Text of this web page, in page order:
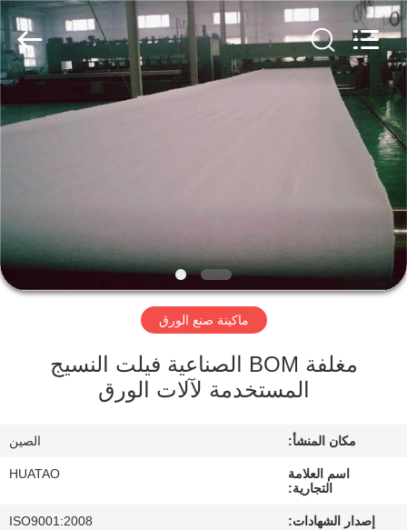
مسكن
منتجات
معلومات
عنا
جولة
المعمل
الجودة
اتصل
2026
HUATAO
LOVER
LTD.
Rights
Reserved.
ماكينة صنع الورق
مغلفة BOM الصناعية فيلت النسيج
المستخدمة لآلات الورق
مكان المنشأ: الصين
اسم العلامة
التجارية:
HUATAO
إصدار الشهادات: ISO9001:2008